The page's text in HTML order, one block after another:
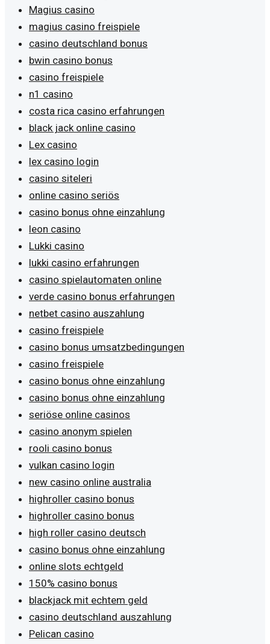
Magius casino
magius casino freispiele
casino deutschland bonus
bwin casino bonus
casino freispiele
n1 casino
costa rica casino erfahrungen
black jack online casino
Lex casino
lex casino login
casino siteleri
online casino seriös
casino bonus ohne einzahlung
leon casino
Lukki casino
lukki casino erfahrungen
casino spielautomaten online
verde casino bonus erfahrungen
netbet casino auszahlung
casino freispiele
casino bonus umsatzbedingungen
casino freispiele
casino bonus ohne einzahlung
casino bonus ohne einzahlung
seriöse online casinos
casino anonym spielen
rooli casino bonus
vulkan casino login
new casino online australia
highroller casino bonus
highroller casino bonus
high roller casino deutsch
casino bonus ohne einzahlung
online slots echtgeld
150% casino bonus
blackjack mit echtem geld
casino deutschland auszahlung
Pelican casino